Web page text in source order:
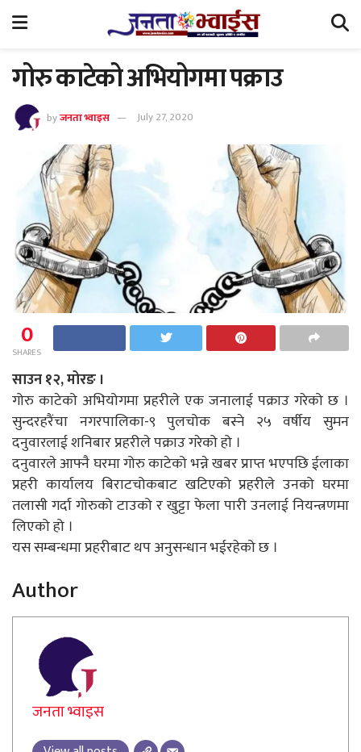
गोरु काटेको अभियोगमा पक्राउ
byजनता भ्वाइस July 27, 2020
0
SHARES
साउन १२, मोरङ ।
गोरु काटेको अभियोगमा प्रहरीले एक जनालाई पक्राउ गरेको छ ।
सुन्दरहरैंचा नगरपालिका-९ पुलचोक बस्ने २५ वर्षीय सुमन
दनुवारलाई शनिबार प्रहरीले पक्राउ गरेको हो ।
दनुवारले आफ्नै घरमा गोरु काटेको भन्ने खबर प्राप्त भएपछि ईलाका
प्रहरी कार्यालय बिराटचोकबाट खटिएको प्रहरीले उनको घरमा
तलासी गर्दा गोरुको टाउको र खुट्टा फेला पारी उनलाई नियन्त्रणमा
लिएको हो ।
यस सम्बन्धमा प्रहरीबाट थप अनुसन्धान भईरहेको छ ।
Author
जनता भ्वाइस